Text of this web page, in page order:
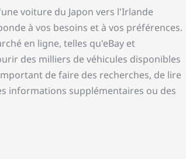
voiture du Japon vers l'Irlande
à vos besoins et à vos préférences.
en ligne, telles qu'eBay et
des milliers de véhicules disponibles
de faire des recherches, de lire
informations supplémentaires ou des